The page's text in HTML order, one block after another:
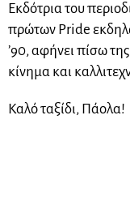
Εκδότρια του
πρώτων Pride
’90, αφήνει πίσω
κίνημα και
Καλό ταξίδι, Πάολα!